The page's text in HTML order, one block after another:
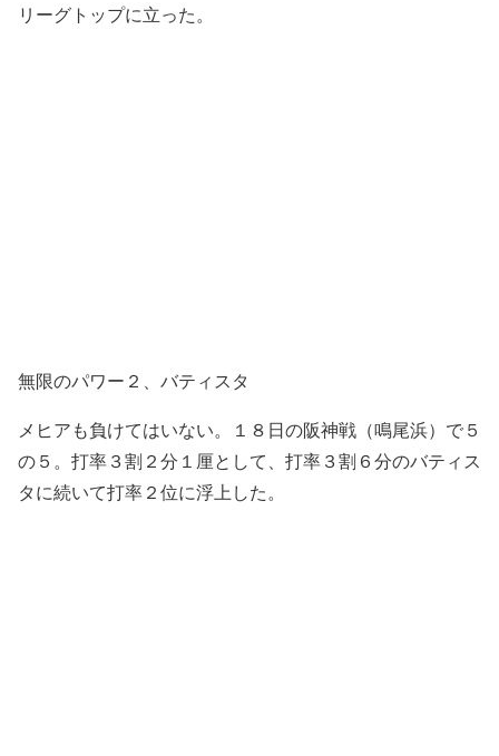
リーグトップに立った。
無限のパワー２、バティスタ
メヒアも負けてはいない。１８日の阪神戦（鳴尾浜）で５
の５。打率３割２分１厘として、打率３割６分のバティス
タに続いて打率２位に浮上した。